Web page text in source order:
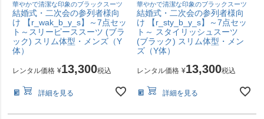
華やかで清潔な印象のブラックスーツ
結婚式・二次会の参列者様向
け 【r_wak_b_y_s】～7点セッ
ト～スリーピーススーツ (ブラ
ック) スリム体型・メンズ（Y
体）
レンタル価格 ¥13,300税込
詳細を見る
華やかで清潔な印象のブラックスーツ
結婚式・二次会の参列者様向
け 【r_sty_b_y_s】～7点セッ
ト～ スタイリッシュスーツ
(ブラック) スリム体型・メン
ズ（Y体）
レンタル価格 ¥13,300税込
詳細を見る